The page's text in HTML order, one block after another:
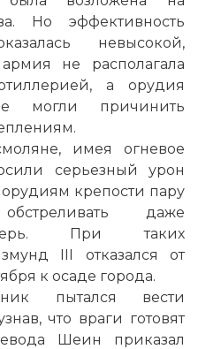
Но эффективность
невысокой,
не располагала
а орудия
могли причинить
имея огневое
серьезный урон
крепости пару
даже
При таких
III отказался от
к осаде города.
пытался вести
что враги готовят
Шеин приказал